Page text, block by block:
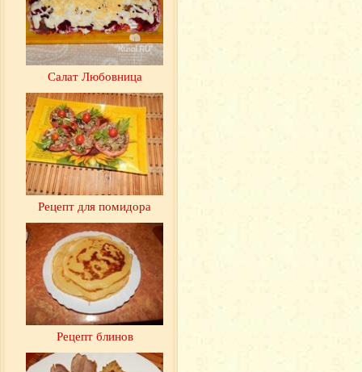
Салат Любовница
Рецепт для помидора
Рецепт блинов